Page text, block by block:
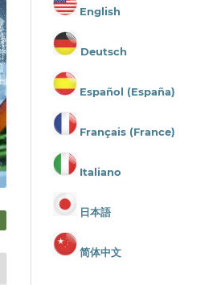
English
Deutsch
Español (España)
Français (France)
Italiano
日本語
简体中文